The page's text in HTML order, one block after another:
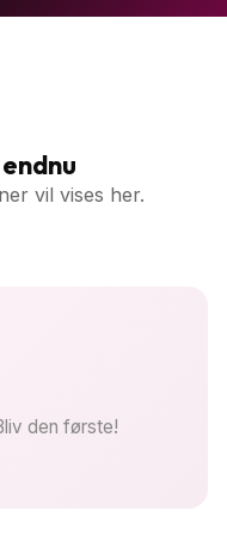
vil vises her.
den første!